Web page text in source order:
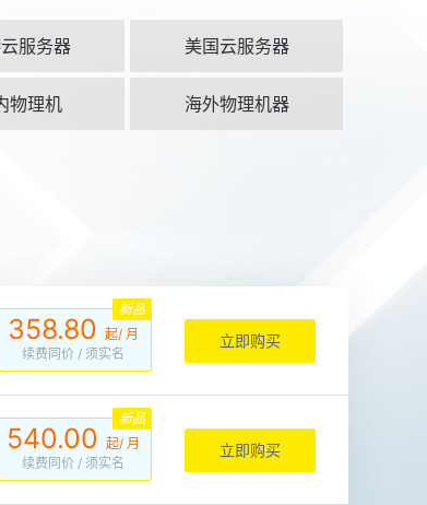
服务器 美国云服务器
物理机 海外物理机器
358.80 起/ 月
续费同价/ 须实名
新品
立即购买
540.00 起/ 月
续费同价/ 须实名
新品
立即购买